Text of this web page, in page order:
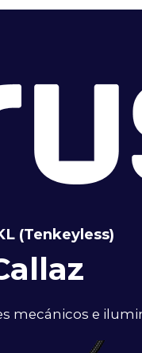
(Tenkeyless)
mecánicos e